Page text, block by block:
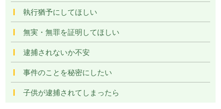
執行猶予にしてほしい
無実・無罪を証明してほしい
逮捕されないか不安
事件のことを秘密にしたい
子供が逮捕されてしまったら